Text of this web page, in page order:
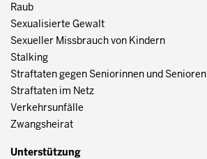
Raub
Sexualisierte Gewalt
Sexueller Missbrauch von Kindern
Stalking
Straftaten gegen Seniorinnen und Senioren
Straftaten im Netz
Verkehrsunfälle
Zwangsheirat
Unterstützung